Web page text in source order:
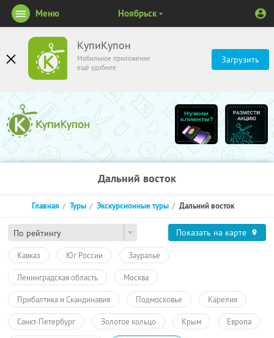
КупиКупон
Мобильное приложение
ещё удобнее
Загрузить
Меню Ноябрьск
Дальний восток
По рейтингу
Главная Туры Экскурсионные туры Дальний восток
Показать на карте
Кавказ Юг России Зауралье
Ленинградская область Москва
Прибалтика и Скандинавия Подмосковье Карелия
Санкт-Петербург Золотое кольцо Крым Европа